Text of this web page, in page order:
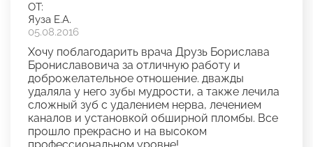
ОТ:
Яуза Е.А.
05.08.2016
Хочу поблагодарить врача Друзь Борислава
Брониславовича за отличную работу и
доброжелательное отношение. дважды
удаляла у него зубы мудрости, а также лечила
сложный зуб с удалением нерва, лечением
каналов и установкой обширной пломбы. Все
прошло прекрасно и на высоком